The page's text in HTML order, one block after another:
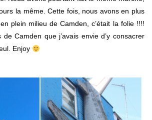
la même. Cette fois, nous avons en plus
plein milieu de Camden, c’était la folie !!!!
Camden que j’avais envie d’y consacrer
Enjoy